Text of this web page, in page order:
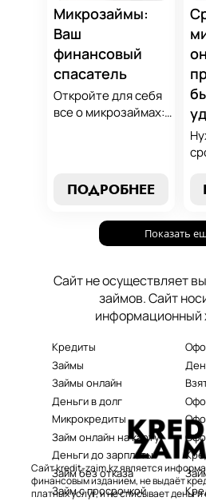
который
поддержит вашу
финансовую
стабильность.
Микрозаймы:
Ваш
финансовый
спасатель
Откройте для себя
все о микрозаймах:
погашения. Наше
вашим надежным
помощником в мире
ПОДРОБНЕЕ
Показать
Сайт не осуществляет
займов. Сайт
информационный
Кредиты
Займы
Займы онлайн
Деньги в долг
Микрокредиты
Займ онлайн на карту
Деньги до зарплаты
Займ без отказа
Займ с просрочкой
Сайт kredit-zaim.kz является
финансовым изданием, не выдаёт
платных услуг, и не списывает деньги